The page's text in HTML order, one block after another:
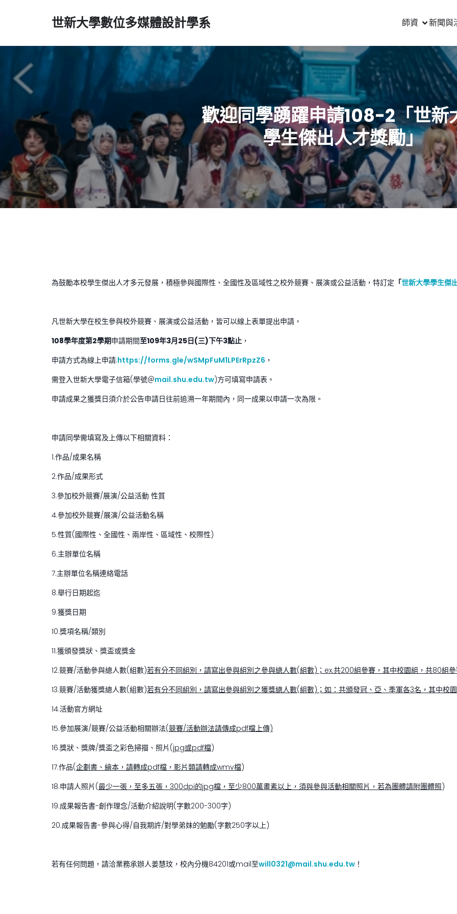
世新大學數位多媒體設計學系 師資 新聞與
歡迎同學踴躍申請108-2「世新
學生傑出人才獎勵」
為鼓勵本校學生傑出人才多元發展，積極參與國際性、全國性及區域性之校外競賽、展演或公益活動，特訂定 「世新大學學生傑
凡世新大學在校生參與校外競賽、展演或公益活動，皆可以線上表單提出申請，
108學年度第2學期申請期間至109年3月25日(三)下午3點止 ，
申請方式為線上申請:https://forms.gle/wSMpFuM1LPErRpzZ6 ，
需登入世新大學電子信箱(學號＠mail.shu.edu.tw)方可填寫申請表。
申請成果之獲獎日須介於公告申請日往前追溯一年期間內，同一成果以申請一次為限。
申請同學需填寫及上傳以下相關資料：
1.作品/成果名稱
2.作品/成果形式
3.參加校外競賽/展演/公益活動 性質
4.參加校外競賽/展演/公益活動名稱
5.性質(國際性、全國性、兩岸性、區域性、校際性)
6.主辦單位名稱
7.主辦單位名稱連絡電話
8.舉行日期起迄
9.獲獎日期
10.獎項名稱/類別
11.獲頒發獎狀、獎盃或獎金
12.競賽/活動參與總人數(組數)若有分不同組別，請寫出參與組別之參與總人數(組數)；ex.共200組參賽，其中校園組，共80組
13.競賽/活動獲獎總人數(組數)若有分不同組別，請寫出參與組別之獲獎總人數(組數)；如：共頒發冠、亞、季軍各3名，其中校
14.活動官方網址
15.參加展演/競賽/公益活動相關辦法(競賽/活動辦法請傳成pdf檔上傳)
16.獎狀、獎牌/獎盃之彩色掃描、照片(jpg或pdf檔)
17.作品(企劃書、繪本，請轉成pdf檔，影片類請轉成wmv檔)
18.申請人照片(最少一張，至多五張，300dpi的jpg檔，至少800萬畫素以上，須與參與活動相關照片，若為團體請附團體照)
19.成果報告書-創作理念/活動介紹說明(字數200-300字)
20.成果報告書-參與心得/自我期許/對學弟妹的勉勵(字數250字以上)
若有任何問題，請洽業務承辦人姜慧玟，校內分機84201或mail至will0321@mail.shu.edu.tw ！